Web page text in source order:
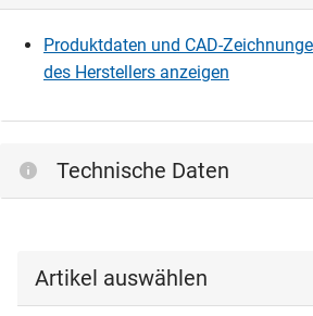
Produktdaten und CAD-
des Herstellers anzeigen
Technische Daten
Artikel auswählen